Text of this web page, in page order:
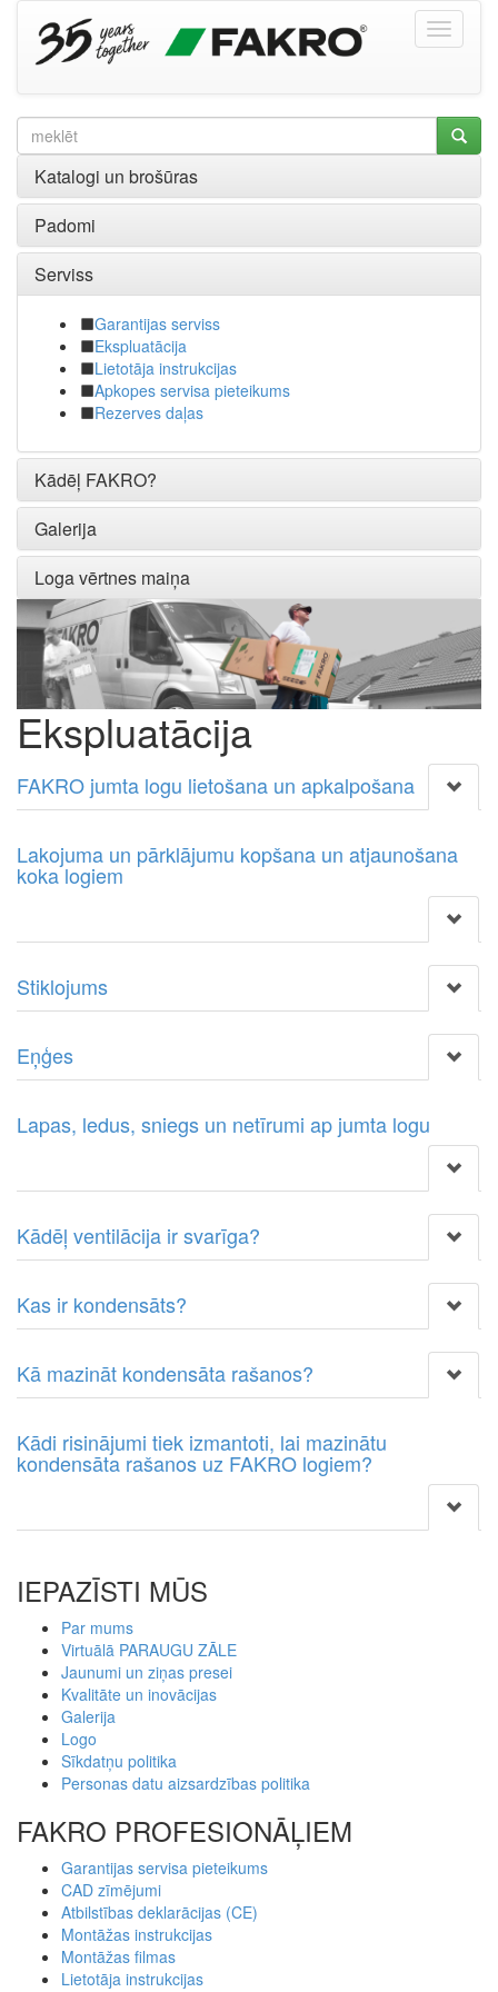
Katalogi un brošūras
Padomi
Serviss
Garantijas serviss
Ekspluatācija
Lietotāja instrukcijas
Apkopes servisa pieteikums
Rezerves daļas
Kādēļ FAKRO?
Galerija
Loga vērtnes maiņa
Ekspluatācija
FAKRO jumta logu lietošana un apkalpošana
Lakojuma un pārklājumu kopšana un atjaunošana
koka logiem
Stiklojums
Eņģes
Lapas, ledus, sniegs un netīrumi ap jumta logu
Kādēļ ventilācija ir svarīga?
Kas ir kondensāts?
Kā mazināt kondensāta rašanos?
Kādi risinājumi tiek izmantoti, lai mazinātu
kondensāta rašanos uz FAKRO logiem?
IEPAZĪSTI MŪS
Par mums
Virtuālā PARAUGU ZĀLE
Jaunumi un ziņas presei
Kvalitāte un inovācijas
Galerija
Logo
Sīkdatņu politika
Personas datu aizsardzības politika
FAKRO PROFESIONĀĻIEM
Garantijas servisa pieteikums
CAD zīmējumi
Atbilstības deklarācijas (CE)
Montāžas instrukcijas
Montāžas filmas
Lietotāja instrukcijas